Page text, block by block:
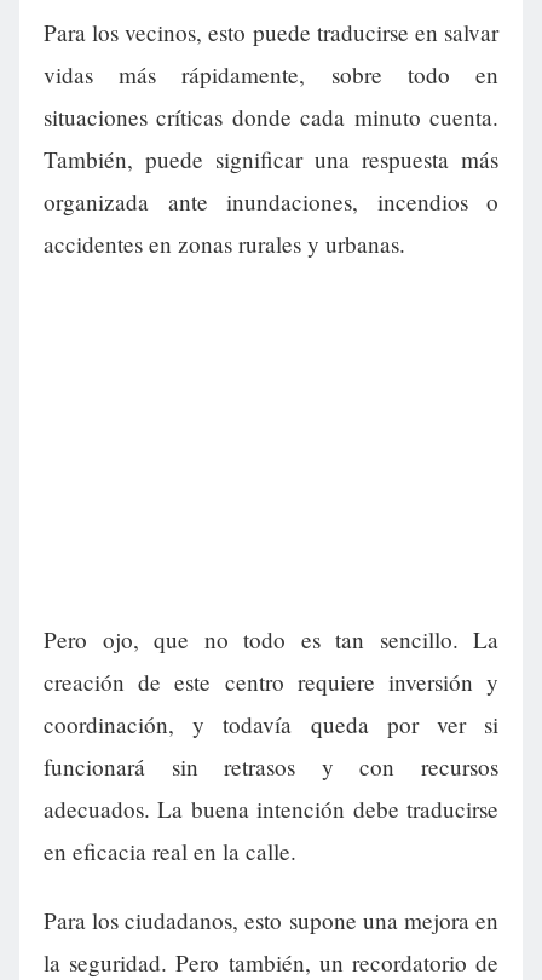
Para los vecinos, esto puede traducirse en salvar
vidas más rápidamente, sobre todo en
situaciones críticas donde cada minuto cuenta.
También, puede significar una respuesta más
organizada ante inundaciones, incendios o
accidentes en zonas rurales y urbanas.
Pero ojo, que no todo es tan sencillo. La
creación de este centro requiere inversión y
coordinación, y todavía queda por ver si
funcionará sin retrasos y con recursos
adecuados. La buena intención debe traducirse
en eficacia real en la calle.
Para los ciudadanos, esto supone una mejora en
la seguridad. Pero también, un recordatorio de